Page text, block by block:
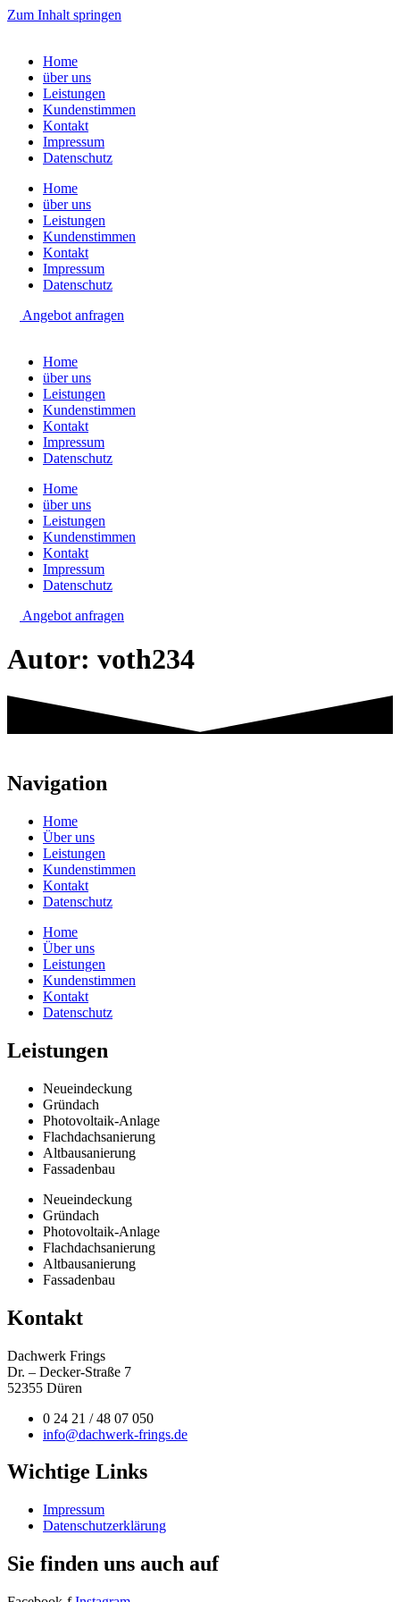
Zum Inhalt springen
Home
über uns
Leistungen
Kundenstimmen
Kontakt
Impressum
Datenschutz
Home
über uns
Leistungen
Kundenstimmen
Kontakt
Impressum
Datenschutz
Angebot anfragen
Home
über uns
Leistungen
Kundenstimmen
Kontakt
Impressum
Datenschutz
Home
über uns
Leistungen
Kundenstimmen
Kontakt
Impressum
Datenschutz
Angebot anfragen
Autor: voth234
Navigation
Home
Über uns
Leistungen
Kundenstimmen
Kontakt
Datenschutz
Home
Über uns
Leistungen
Kundenstimmen
Kontakt
Datenschutz
Leistungen
Neueindeckung
Gründach
Photovoltaik-Anlage
Flachdachsanierung
Altbausanierung
Fassadenbau
Neueindeckung
Gründach
Photovoltaik-Anlage
Flachdachsanierung
Altbausanierung
Fassadenbau
Kontakt
Dachwerk Frings
Dr. – Decker-Straße 7
52355 Düren
0 24 21 / 48 07 050
info@dachwerk-frings.de
Wichtige Links
Impressum
Datenschutzerklärung
Sie finden uns auch auf